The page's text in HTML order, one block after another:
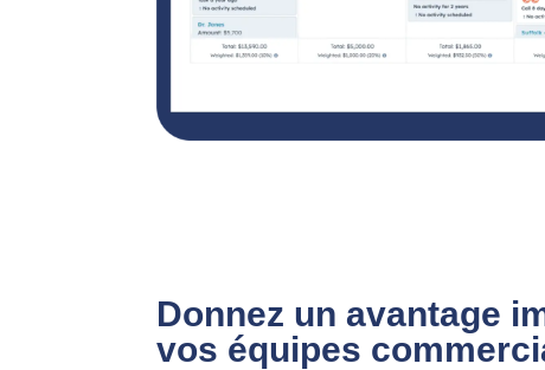
Donnez un avantage
vos équipes